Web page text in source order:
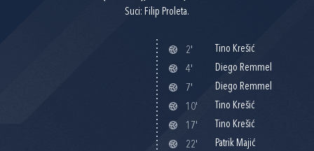
Suci: Filip Proleta.
2'
Tino Krešić
4'
Diego Remmel
7'
Diego Remmel
10'
Tino Krešić
17'
Tino Krešić
22'
Patrik Majić